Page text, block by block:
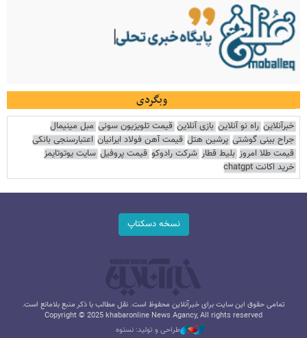
وبگردی
خبرآنلاین راه نو آنلاین بازی آنلاین قیمت تلویزیون سونی مبل مینیمال
جراح بینی گوشتی پرشین هتل قیمت آهن فولاد ایرانیان اعتبارسنجی بانکی
قیمت طلا امروز بلیط قطار شرکت رادوکو قیمت پروفیل سایت یوتوتایمز
خرید اکانت chatgpt
نسخه دسکتاپ
تمامی حقوق این سایت برای خبرآنلاین محفوظ است. نقل مطالب با ذکر منبع بلامانع است.
Copyright © 2025 khabaronline News Agancy, All rights reserved
طراحی و تولید: نستوه